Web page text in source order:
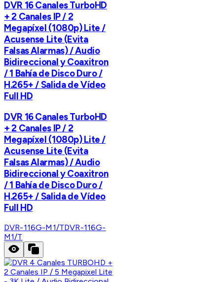
DVR 16 Canales TurboHD
+ 2 Canales IP / 2
Megapíxel (1080p) Lite /
Acusense Lite (Evita
Falsas Alarmas) / Audio
Bidireccional y Coaxitron
/ 1 Bahía de Disco Duro /
H.265+ / Salida de Vídeo
Full HD
DVR 16 Canales TurboHD
+ 2 Canales IP / 2
Megapíxel (1080p) Lite /
Acusense Lite (Evita
Falsas Alarmas) / Audio
Bidireccional y Coaxitron
/ 1 Bahía de Disco Duro /
H.265+ / Salida de Vídeo
Full HD
DVR-116G-M1/TDVR-116G-
M1/T